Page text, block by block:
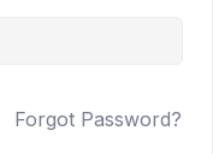
Forgot Password?